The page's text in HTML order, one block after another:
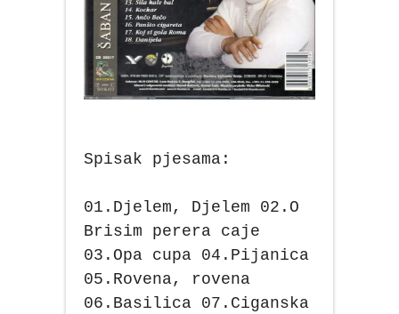
Spisak pjesama:
01.Djelem, Djelem 02.O
Brisim perera caje
03.Opa cupa 04.Pijanica
05.Rovena, rovena
06.Basilica 07.Ciganska